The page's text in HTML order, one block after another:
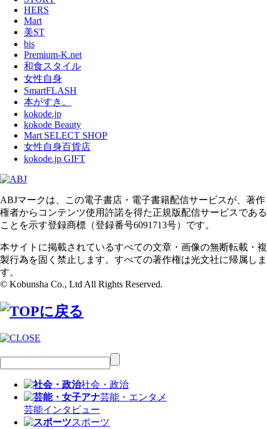
HERS
Mart
美ST
bis
Premium-K.net
和食スタイル
女性自身
SmartFLASH
本がすき。
kokode.jp
kokode Beauty
Mart SELECT SHOP
女性自身百貨店
kokode.jp GIFT
ABJマークは、この電子書店・電子書籍配信サービスが、著作
権者からコンテンツ使用許諾を得た正規版配信サービスである
ことを示す登録商標（登録番号6091713号）です。
本サイトに掲載されているすべての文章・画像の無断転載・複
製行為を固く禁止します。すべての著作権は光文社に帰属しま
す。
© Kobunsha Co., Ltd All Rights Reserved.
社会・政治
芸能・エンタメ
芸能インタビュー
スポーツ